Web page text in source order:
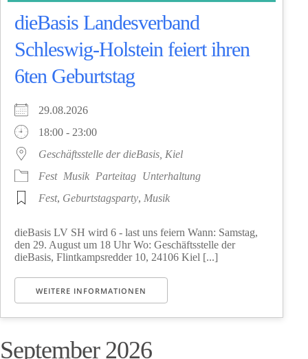
dieBasis Landesverband
Schleswig-Holstein feiert ihren
6ten Geburtstag
29.08.2026
18:00 - 23:00
Geschäftsstelle der dieBasis, Kiel
Fest Musik Parteitag Unterhaltung
Fest, Geburtstagsparty, Musik
dieBasis LV SH wird 6 - last uns feiern Wann: Samstag,
den 29. August um 18 Uhr Wo: Geschäftsstelle der
dieBasis, Flintkampsredder 10, 24106 Kiel [...]
WEITERE INFORMATIONEN
September 2026